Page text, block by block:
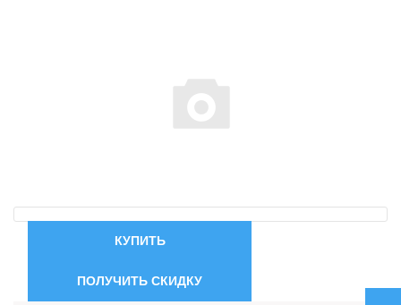
КУПИТЬ
ПОЛУЧИТЬ СКИДКУ